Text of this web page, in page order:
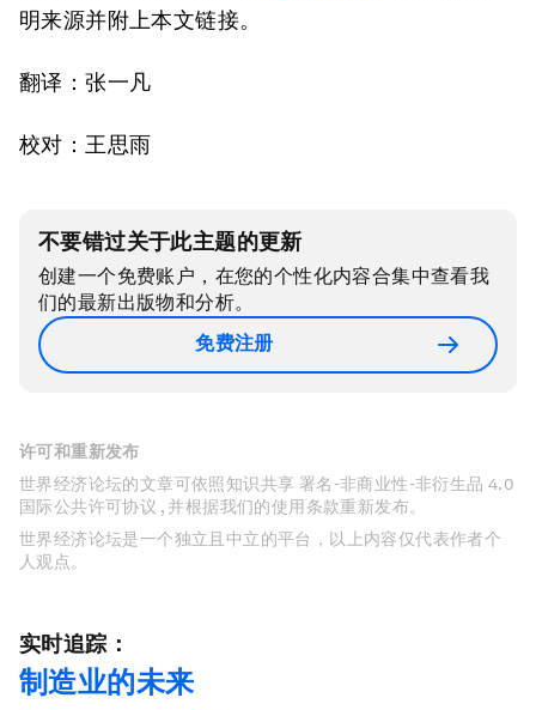
明来源并附上本文链接。
翻译：张一凡
校对：王思雨
不要错过关于此主题的更新
创建一个免费账户，在您的个性化内容合集中查看我
们的最新出版物和分析。
免费注册
许可和重新发布
世界经济论坛的文章可依照知识共享 署名-非商业性-非衍生品 4.0
国际公共许可协议 , 并根据我们的使用条款重新发布。
世界经济论坛是一个独立且中立的平台，以上内容仅代表作者个
人观点。
实时追踪：
制造业的未来